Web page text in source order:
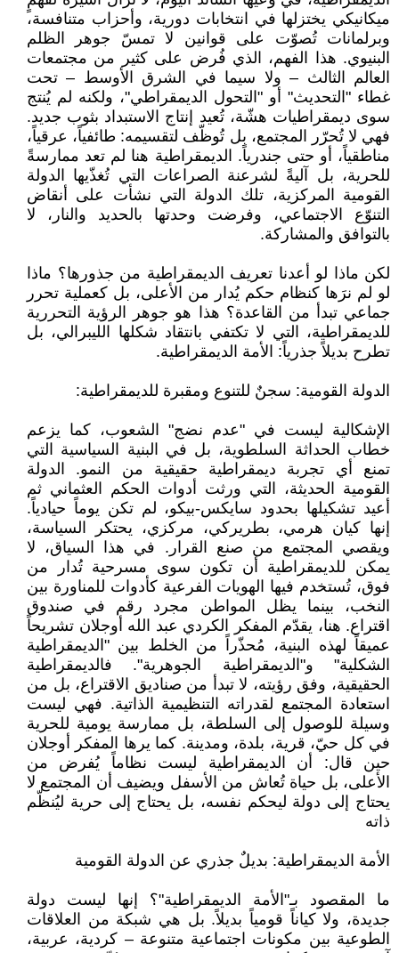
ميكانيكي يختزلها في انتخابات دورية، وأحزاب متنافسة،
وبرلمانات تُصوّت على قوانين لا تمسّ جوهر الظلم
البنيوي. هذا الفهم، الذي فُرض على كثير من مجتمعات
العالم الثالث – ولا سيما في الشرق الأوسط – تحت
غطاء "التحديث" أو "التحول الديمقراطي"، ولكنه لم يُنتج
سوى ديمقراطيات هشّة، تُعيد إنتاج الاستبداد بثوب جديد.
فهي لا تُحرّر المجتمع، بل تُوظّف لتقسيمه: طائفياً، عرقياً،
مناطقياً، أو حتى جندرياً. الديمقراطية هنا لم تعد ممارسةً
للحرية، بل آليةً لشرعنة الصراعات التي تُغذّيها الدولة
القومية المركزية، تلك الدولة التي نشأت على أنقاض
التنوّع الاجتماعي، وفرضت وحدتها بالحديد والنار، لا
بالتوافق والمشاركة.
لكن ماذا لو أعدنا تعريف الديمقراطية من جذورها؟ ماذا
لو لم نرَها كنظام حكم يُدار من الأعلى، بل كعملية تحرر
جماعي تبدأ من القاعدة؟ هذا هو جوهر الرؤية التحررية
للديمقراطية، التي لا تكتفي بانتقاد شكلها الليبرالي، بل
تطرح بديلاً جذرياً: الأمة الديمقراطية.
الدولة القومية: سجنٌ للتنوع ومقبرة للديمقراطية:
الإشكالية ليست في "عدم نضج" الشعوب، كما يزعم
خطاب الحداثة السلطوية، بل في البنية السياسية التي
تمنع أي تجربة ديمقراطية حقيقية من النمو. الدولة
القومية الحديثة، التي ورثت أدوات الحكم العثماني ثم
أعيد تشكيلها بحدود سايكس-بيكو، لم تكن يوماً حيادياً.
إنها كيان هرمي، بطريركي، مركزي، يحتكر السياسة،
ويقصي المجتمع من صنع القرار. في هذا السياق، لا
يمكن للديمقراطية أن تكون سوى مسرحية تُدار من
فوق، تُستخدم فيها الهويات الفرعية كأدوات للمناورة بين
النخب، بينما يظل المواطن مجرد رقم في صندوق
اقتراع. هنا، يقدّم المفكر الكردي عبد الله أوجلان تشريحاً
عميقاً لهذه البنية، مُحذّراً من الخلط بين "الديمقراطية
الشكلية" و"الديمقراطية الجوهرية". فالديمقراطية
الحقيقية، وفق رؤيته، لا تبدأ من صناديق الاقتراع، بل من
استعادة المجتمع لقدراته التنظيمية الذاتية. فهي ليست
وسيلة للوصول إلى السلطة، بل ممارسة يومية للحرية
في كل حيّ، قرية، بلدة، ومدينة. كما يرها المفكر أوجلان
حين قال: أن الديمقراطية ليست نظاماً يُفرض من
الأعلى، بل حياة تُعاش من الأسفل ويضيف أن المجتمع لا
يحتاج إلى دولة ليحكم نفسه، بل يحتاج إلى حرية ليُنظّم
ذاته
الأمة الديمقراطية: بديلٌ جذري عن الدولة القومية
ما المقصود بـ"الأمة الديمقراطية"؟ إنها ليست دولة
جديدة، ولا كياناً قومياً بديلاً. بل هي شبكة من العلاقات
الطوعية بين مكونات اجتماعية متنوعة – كردية، عربية،